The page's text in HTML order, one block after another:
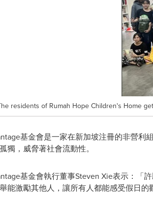
residents of Rumah Hope Children's Home
基金會是一家在新加坡注冊的非營利
獨，威脅著社會流動性。
基金會執行董事Steven Xie表示：「
能激勵其他人，讓所有人都能感受假日的